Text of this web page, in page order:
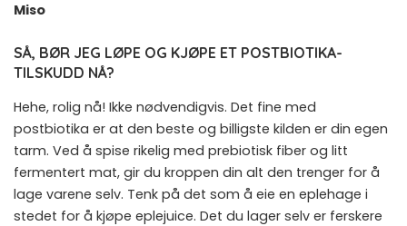
Miso
SÅ, BØR JEG LØPE OG KJØPE ET POSTBIOTIKA-
TILSKUDD NÅ?
Hehe, rolig nå! Ikke nødvendigvis. Det fine med
postbiotika er at den beste og billigste kilden er din egen
tarm. Ved å spise rikelig med prebiotisk fiber og litt
fermentert mat, gir du kroppen din alt den trenger for å
lage varene selv. Tenk på det som å eie en eplehage i
stedet for å kjøpe eplejuice. Det du lager selv er ferskere